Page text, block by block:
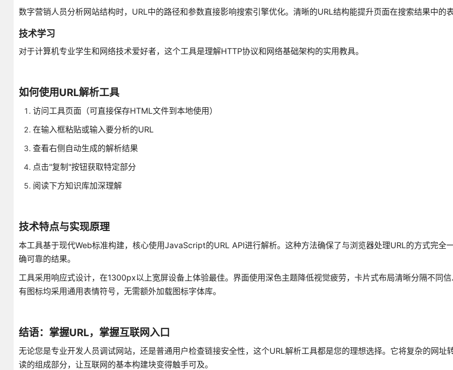
数字营销人员分析网站结构时，URL中的路径和参数直接影响搜索引擎优化。清晰的URL结构能提升页面在搜索结果中的
技术学习
对于计算机专业学生和网络技术爱好者，这个工具是理解HTTP协议和网络基础架构的实用教具。
如何使用URL解析工具
访问工具页面（可直接保存HTML文件到本地使用）
在输入框粘贴或输入要分析的URL
查看右侧自动生成的解析结果
点击"复制"按钮获取特定部分
阅读下方知识库加深理解
技术特点与实现原理
本工具基于现代Web标准构建，核心使用JavaScript的URL API进行解析。这种方法确保了与浏览器处理URL的方式完全
确可靠的结果。
工具采用响应式设计，在1300px以上宽屏设备上体验最佳。界面使用深色主题降低视觉疲劳，卡片式布局清晰分隔不同
有图标均采用通用表情符号，无需额外加载图标字体库。
结语：掌握URL，掌握互联网入口
无论您是专业开发人员调试网站，还是普通用户检查链接安全性，这个URL解析工具都是您的理想选择。它将复杂的网址
读的组成部分，让互联网的基本构建块变得触手可及。